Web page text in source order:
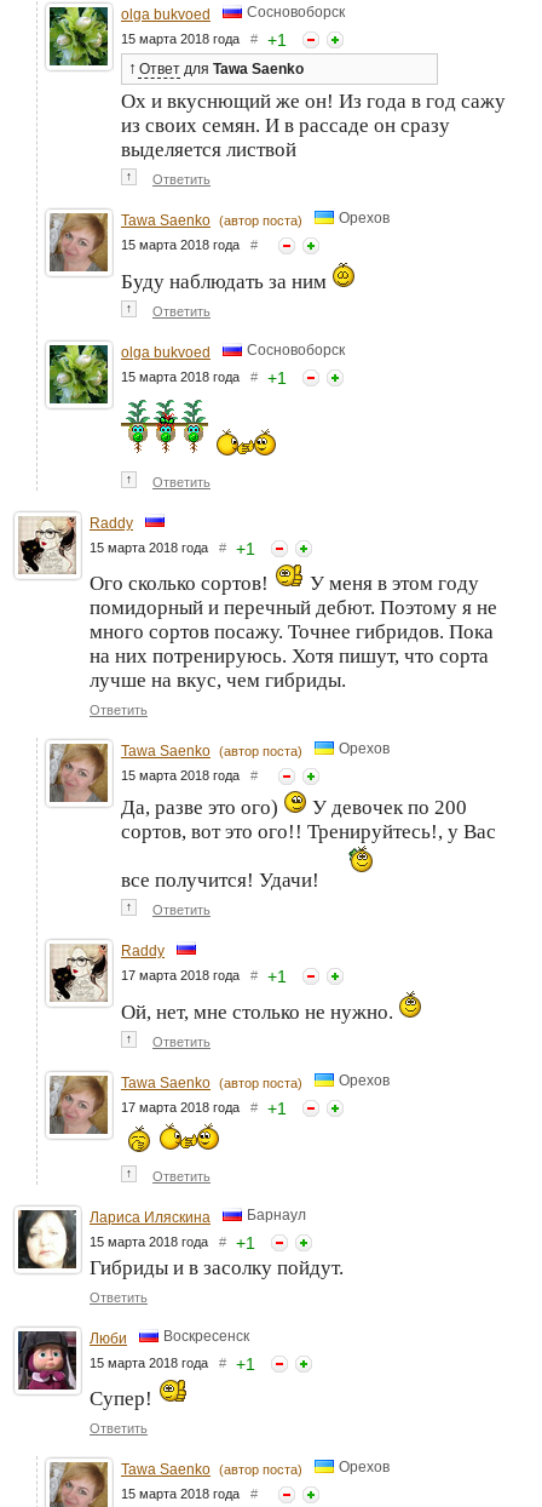
olga bukvoed Сосновоборск
15 марта 2018 года # +1
↑ Ответ для Tawa Saenko
Ох и вкуснющий же он! Из года в год сажу
из своих семян. И в рассаде он сразу
выделяется листвой
↑ Ответить
Tawa Saenko (автор поста) Орехов
15 марта 2018 года #
Буду наблюдать за ним
↑ Ответить
olga bukvoed Сосновоборск
15 марта 2018 года # +1
↑ Ответить
Raddy
15 марта 2018 года # +1
Ого сколько сортов!
У меня в этом году
помидорный и перечный дебют. Поэтому я не
много сортов посажу. Точнее гибридов. Пока
на них потренируюсь. Хотя пишут, что сорта
лучше на вкус, чем гибриды.
Ответить
Tawa Saenko (автор поста) Орехов
15 марта 2018 года #
Да, разве это ого)
У девочек по 200
сортов, вот это ого!! Тренируйтесь!, у Вас
все получится! Удачи!
↑ Ответить
Raddy
17 марта 2018 года # +1
Ой, нет, мне столько не нужно.
↑ Ответить
Tawa Saenko (автор поста) Орехов
17 марта 2018 года # +1
↑ Ответить
Лариса Иляскина Барнаул
15 марта 2018 года # +1
Гибриды и в засолку пойдут.
Ответить
Люби Воскресенск
15 марта 2018 года # +1
Супер!
Ответить
Tawa Saenko (автор поста) Орехов
15 марта 2018 года #